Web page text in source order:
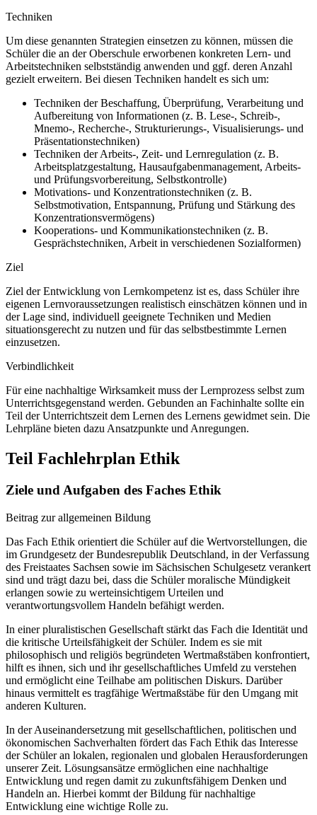
Techniken
Um diese genannten Strategien einsetzen zu können, müssen die
Schüler die an der Oberschule erworbenen konkreten Lern- und
Arbeitstechniken selbstständig anwenden und ggf. deren Anzahl
gezielt erweitern. Bei diesen Techniken handelt es sich um:
Techniken der Beschaffung, Überprüfung, Verarbeitung und
Aufbereitung von Informationen (z. B. Lese-, Schreib-,
Mnemo-, Recherche-, Strukturierungs-, Visualisierungs- und
Präsentationstechniken)
Techniken der Arbeits-, Zeit- und Lernregulation (z. B.
Arbeitsplatzgestaltung, Hausaufgabenmanagement, Arbeits-
und Prüfungsvorbereitung, Selbstkontrolle)
Motivations- und Konzentrationstechniken (z. B.
Selbstmotivation, Entspannung, Prüfung und Stärkung des
Konzentrationsvermögens)
Kooperations- und Kommunikationstechniken (z. B.
Gesprächstechniken, Arbeit in verschiedenen Sozialformen)
Ziel
Ziel der Entwicklung von Lernkompetenz ist es, dass Schüler ihre
eigenen Lernvoraussetzungen realistisch einschätzen können und in
der Lage sind, individuell geeignete Techniken und Medien
situationsgerecht zu nutzen und für das selbstbestimmte Lernen
einzusetzen.
Verbindlichkeit
Für eine nachhaltige Wirksamkeit muss der Lernprozess selbst zum
Unterrichtsgegenstand werden. Gebunden an Fachinhalte sollte ein
Teil der Unterrichtszeit dem Lernen des Lernens gewidmet sein. Die
Lehrpläne bieten dazu Ansatzpunkte und Anregungen.
Teil Fachlehrplan Ethik
Ziele und Aufgaben des Faches Ethik
Beitrag zur allgemeinen Bildung
Das Fach Ethik orientiert die Schüler auf die Wertvorstellungen, die
im Grundgesetz der Bundesrepublik Deutschland, in der Verfassung
des Freistaates Sachsen sowie im Sächsischen Schulgesetz verankert
sind und trägt dazu bei, dass die Schüler moralische Mündigkeit
erlangen sowie zu werteinsichtigem Urteilen und
verantwortungsvollem Handeln befähigt werden.
In einer pluralistischen Gesellschaft stärkt das Fach die Identität und
die kritische Urteilsfähigkeit der Schüler. Indem es sie mit
philosophisch und religiös begründeten Wertmaßstäben konfrontiert,
hilft es ihnen, sich und ihr gesellschaftliches Umfeld zu verstehen
und ermöglicht eine Teilhabe am politischen Diskurs. Darüber
hinaus vermittelt es tragfähige Wertmaßstäbe für den Umgang mit
anderen Kulturen.
In der Auseinandersetzung mit gesellschaftlichen, politischen und
ökonomischen Sachverhalten fördert das Fach Ethik das Interesse
der Schüler an lokalen, regionalen und globalen Herausforderungen
unserer Zeit. Lösungsansätze ermöglichen eine nachhaltige
Entwicklung und regen damit zu zukunftsfähigem Denken und
Handeln an. Hierbei kommt der Bildung für nachhaltige
Entwicklung eine wichtige Rolle zu.